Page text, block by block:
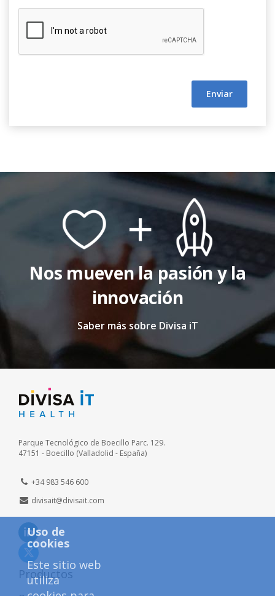
Enviar
Nos mueven la pasión y la
innovación
Saber más sobre Divisa iT
Dirección
Dirección
Parque Tecnológico de Boecillo Parc. 129.
47151 - Boecillo (Valladolid - España)
+34 983 546 600
divisait@divisait.com
Enlace
a
una
aplicación
externa.
Enlace
a
una
Productos
Uso de
cookies
Este sitio web
utiliza